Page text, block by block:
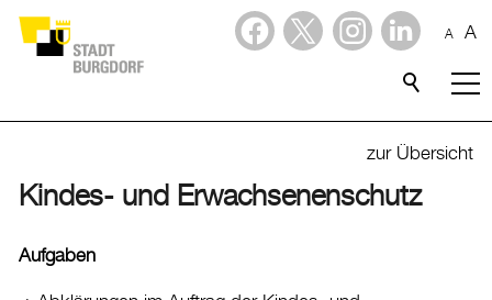
A A
Abfall
Ausländerinnen und Ausländer
zur Übersicht
Kindes- und Erwachsenenschutz
Aufgaben